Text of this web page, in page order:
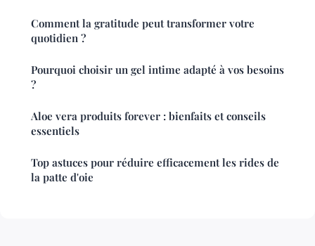
Comment la gratitude peut transformer votre
quotidien ?
Pourquoi choisir un gel intime adapté à vos besoins
?
Aloe vera produits forever : bienfaits et conseils
essentiels
Top astuces pour réduire efficacement les rides de
la patte d'oie